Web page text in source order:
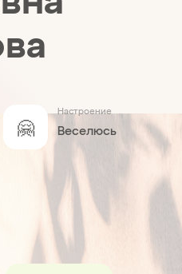
🤗
Настроение
Веселюсь